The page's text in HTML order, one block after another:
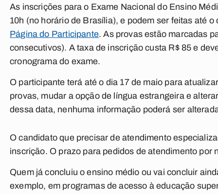
As inscrições para o Exame Nacional do Ensino
10h (no horário de Brasília), e podem ser feitas até
Página do Participante. As provas estão marcadas
consecutivos). A taxa de inscrição custa R$ 85 e
cronograma do exame.
O participante terá até o dia 17 de maio para
provas, mudar a opção de língua estrangeira e
dessa data, nenhuma informação poderá ser
O candidato que precisar de atendimento
inscrição. O prazo para pedidos de atendimento por
Quem já concluiu o ensino médio ou vai concluir
exemplo, em programas de acesso à educação